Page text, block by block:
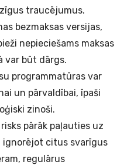
traucējumus.
bezmaksas versijas,
nepieciešams maksas
var būt dārgs.
programmatūras var
un pārvaldībai, īpaši
zinoši.
pārāk paļauties uz
citus svarīgus
regulārus